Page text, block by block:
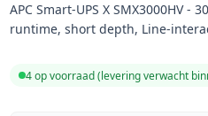
APC Smart-UPS X SMX3000HV -
runtime, short depth, Line-
4 op voorraad (levering verwacht